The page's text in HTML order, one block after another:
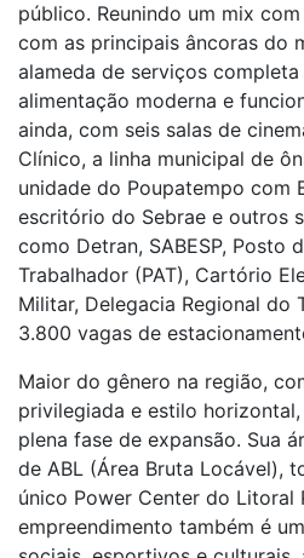
público. Reunindo um mix
com as principais âncoras do
alameda de serviços
alimentação moderna e
ainda, com seis salas de
Clínico, a linha municipal de
unidade do Poupatempo com
escritório do Sebrae e outros
como Detran, SABESP, Posto
Trabalhador (PAT), Cartório
Militar, Delegacia Regional do
3.800 vagas de
Maior do gênero na região,
privilegiada e estilo
plena fase de expansão. Sua
de ABL (Área Bruta Locável),
único Power Center do Litoral
empreendimento também é